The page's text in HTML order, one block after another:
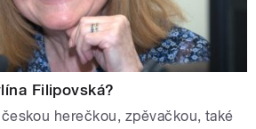
Filipovská?
herečkou, zpěvačkou, také